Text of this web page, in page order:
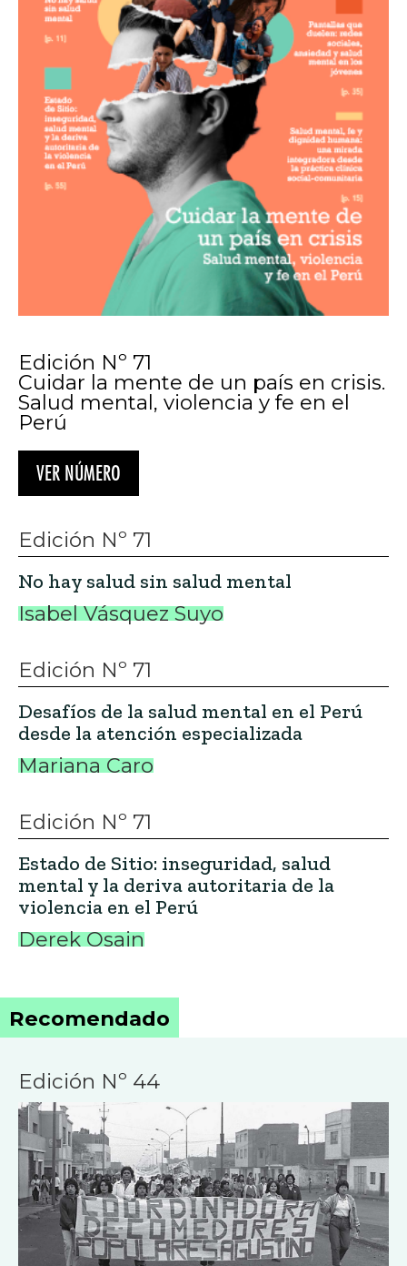
Edición Nº 71
Cuidar la mente de un país en crisis.
Salud mental, violencia y fe en el
Perú
VER NÚMERO
Edición Nº 71
No hay salud sin salud mental
Isabel Vásquez Suyo
Edición Nº 71
Desafíos de la salud mental en el Perú
desde la atención especializada
Mariana Caro
Edición Nº 71
Estado de Sitio: inseguridad, salud
mental y la deriva autoritaria de la
violencia en el Perú
Derek Osain
Recomendado
Edición Nº 44